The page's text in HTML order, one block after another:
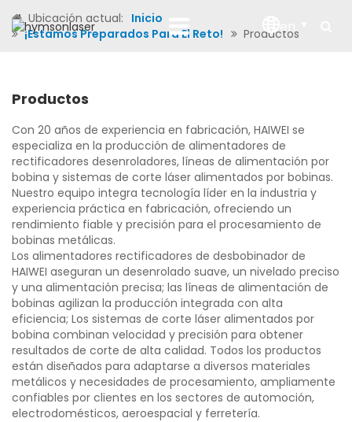
Ubicación actual: Inicio
¡Estamos Preparados Para El Reto!
Productos
Productos
Con 20 años de experiencia en fabricación, HAIWEI se
especializa en la producción de alimentadores de
rectificadores desenroladores, líneas de alimentación por
bobina y sistemas de corte láser alimentados por bobinas.
Nuestro equipo integra tecnología líder en la industria y
experiencia práctica en fabricación, ofreciendo un
rendimiento fiable y precisión para el procesamiento de
bobinas metálicas.
Los alimentadores rectificadores de desbobinador de
HAIWEI aseguran un desenrolado suave, un nivelado preciso
y una alimentación precisa; las líneas de alimentación de
bobinas agilizan la producción integrada con alta
eficiencia; Los sistemas de corte láser alimentados por
bobina combinan velocidad y precisión para obtener
resultados de corte de alta calidad. Todos los productos
están diseñados para adaptarse a diversos materiales
metálicos y necesidades de procesamiento, ampliamente
confiables por clientes en los sectores de automoción,
electrodomésticos, aeroespacial y ferretería.